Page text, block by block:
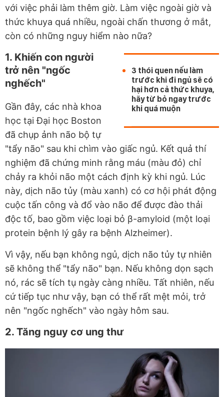
với việc phải làm thêm giờ. Làm việc ngoài giờ và
thức khuya quá nhiều, ngoài chấn thương ở mắt,
còn có những nguy hiểm nào nữa?
3 thói quen nếu làm
trước khi đi ngủ sẽ có
hại hơn cả thức khuya,
hãy từ bỏ ngay trước
khi quá muộn
1. Khiến con người
trở nên "ngốc
nghếch"
Gần đây, các nhà khoa
học tại Đại học Boston
đã chụp ảnh não bộ tự
"tẩy não" sau khi chìm vào giấc ngủ. Kết quả thí
nghiệm đã chứng minh rằng máu (màu đỏ) chỉ
chảy ra khỏi não một cách định kỳ khi ngủ. Lúc
này, dịch não tủy (màu xanh) có cơ hội phát động
cuộc tấn công và đổ vào não để được đào thải
độc tố, bao gồm việc loại bỏ β-amyloid (một loại
protein bệnh lý gây ra bệnh Alzheimer).
Vì vậy, nếu bạn không ngủ, dịch não tủy tự nhiên
sẽ không thể "tẩy não" bạn. Nếu không dọn sạch
nó, rác sẽ tích tụ ngày càng nhiều. Tất nhiên, nếu
cứ tiếp tục như vậy, bạn có thể rất mệt mỏi, trở
nên "ngốc nghếch" vào ngày hôm sau.
2. Tăng nguy cơ ung thư